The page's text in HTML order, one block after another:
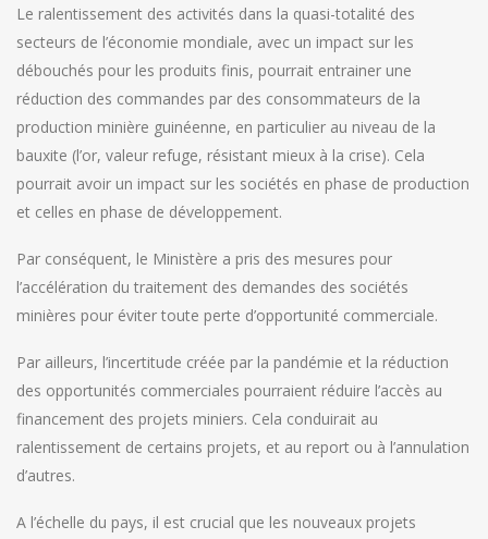
Le ralentissement des activités dans la quasi-totalité des
secteurs de l’économie mondiale, avec un impact sur les
débouchés pour les produits finis, pourrait entrainer une
réduction des commandes par des consommateurs de la
production minière guinéenne, en particulier au niveau de la
bauxite (l’or, valeur refuge, résistant mieux à la crise). Cela
pourrait avoir un impact sur les sociétés en phase de production
et celles en phase de développement.
Par conséquent, le Ministère a pris des mesures pour
l’accélération du traitement des demandes des sociétés
minières pour éviter toute perte d’opportunité commerciale.
Par ailleurs, l’incertitude créée par la pandémie et la réduction
des opportunités commerciales pourraient réduire l’accès au
financement des projets miniers. Cela conduirait au
ralentissement de certains projets, et au report ou à l’annulation
d’autres.
A l’échelle du pays, il est crucial que les nouveaux projets